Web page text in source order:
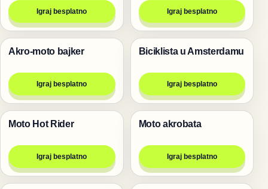
Igraj besplatno Igraj besplatno
Trke
Akro-moto bajker
Igraj besplatno
Trke
Biciklista u Amsterdamu
Igraj besplatno
Trke
Moto Hot Rider
Igraj besplatno
Trke
Moto akrobata
Igraj besplatno